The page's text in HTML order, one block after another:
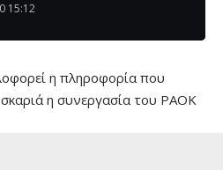
15:12
η πληροφορία που
η συνεργασία του PAOK